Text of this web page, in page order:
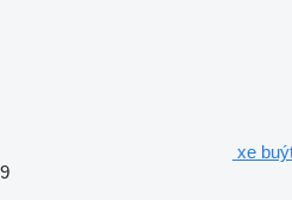
xe
9